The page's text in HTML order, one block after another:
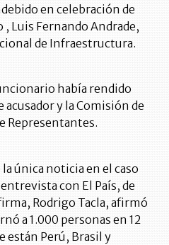
en celebración de
Luis Fernando Andrade,
de Infraestructura.
había rendido
y la Comisión de
Representantes.
única noticia en el caso
con El País, de
Rodrigo Tacla, afirmó
a 1.000 personas en 12
están Perú, Brasil y